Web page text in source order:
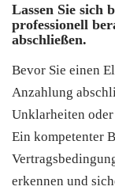
Lassen Sie sich
professionell
abschließen.
Bevor Sie einen
Anzahlung
Unklarheiten
Ein kompetenter
erkennen und